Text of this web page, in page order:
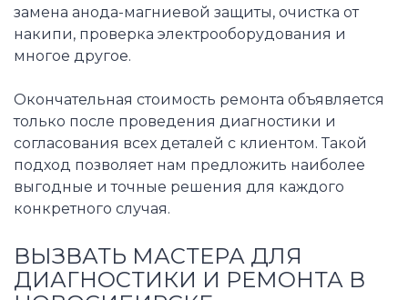
замена анода-магниевой защиты, очистка от
накипи, проверка электрооборудования и
многое другое.
Окончательная стоимость ремонта объявляется
только после проведения диагностики и
согласования всех деталей с клиентом. Такой
подход позволяет нам предложить наиболее
выгодные и точные решения для каждого
конкретного случая.
ВЫЗВАТЬ МАСТЕРА ДЛЯ
ДИАГНОСТИКИ И РЕМОНТА В